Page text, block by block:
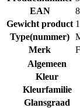
EAN
Gewicht product
Type(nummer)
Merk
Algemeen
Kleur
Kleurfamilie
Glansgraad